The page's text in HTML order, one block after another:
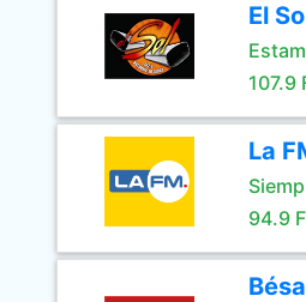
El
107.9
La
94.9